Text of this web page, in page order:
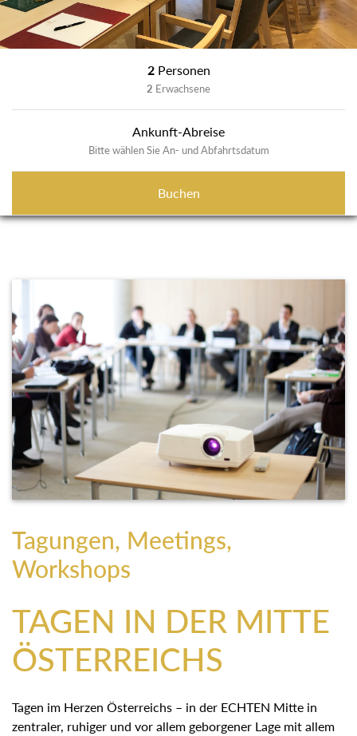
2 Personen
2 Erwachsene
Ankunft-Abreise
Bitte wählen Sie An- und Abfahrtsdatum
Buchen
Tagungen, Meetings,
Workshops
TAGEN IN DER MITTE
ÖSTERREICHS
Tagen im Herzen Österreichs – in der ECHTEN Mitte in
zentraler, ruhiger und vor allem geborgener Lage mit allem